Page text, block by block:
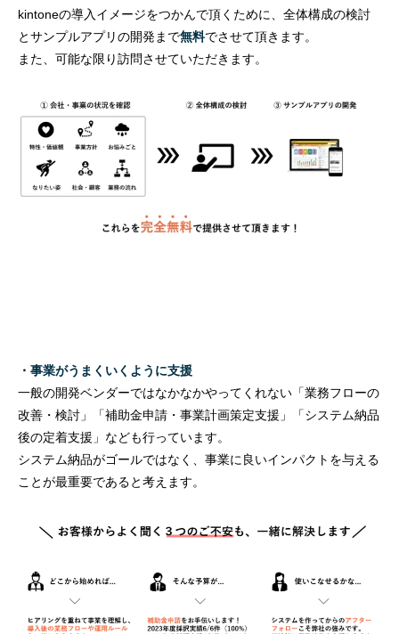
kintoneの導入イメージをつかんで頂くために、全体構成の検討
とサンプルアプリの開発まで無料でさせて頂きます。
また、可能な限り訪問させていただきます。
・事業がうまくいくように支援
一般の開発ベンダーではなかなかやってくれない「業務フローの
改善・検討」「補助金申請・事業計画策定支援」「システム納品
後の定着支援」なども行っています。
システム納品がゴールではなく、事業に良いインパクトを与える
ことが最重要であると考えます。